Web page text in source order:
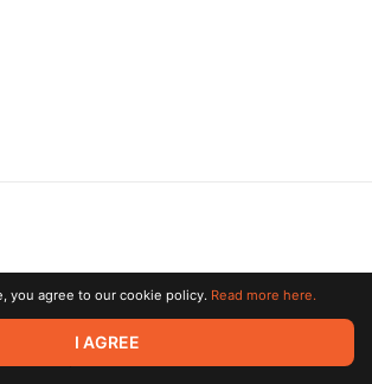
Limited. All rights reserved. All trademarks
respective owners.
you agree to our cookie policy. Read more here.
I AGREE